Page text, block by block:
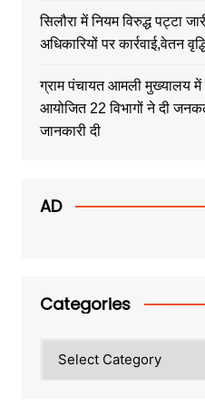
सिलौरा में नियम विरुद्ध पट्टा
अधिकारियों पर कार्रवाई,वेतन
ग्राम पंचायत आमली मुख्यालय में
आयोजित 22 विभागों ने दी
जानकारी दी
AD
Categories